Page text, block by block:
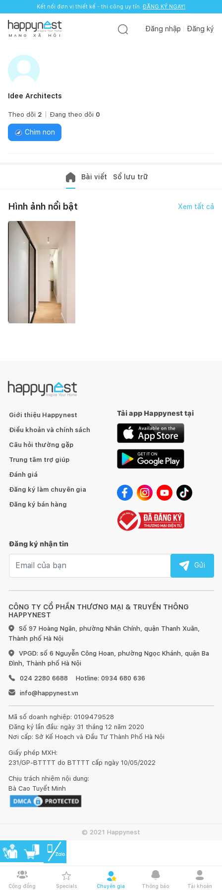
Kết nối đơn vị thiết kế - thi công uy tín. ĐĂNG KÝ NGAY!
M Ạ N G X Ã H Ộ I
Đăng nhập Đăng ký
Cộng đồng Specials Chuyên gia Thông báo Tài khoản
Idee Architects
Theo dõi 2 Đang theo dõi 0
Chim non
Bài viết Sổ lưu trữ
Hình ảnh nổi bật Xem tất cả
CÔNG TY CỔ PHẦN THƯƠNG MẠI & TRUYỀN THÔNG
HAPPYNEST
Số 97 Hoàng Ngân, phường Nhân Chính, quận Thanh Xuân,
Thành phố Hà Nội
VPGD: số 6 Nguyễn Công Hoan, phường Ngọc Khánh, quận Ba
Đình, Thành phố Hà Nội
024 2280 6688
Hotline: 0934 680 636
info@happynest.vn
Mã số doanh nghiệp: 0109479528
Đăng ký lần đầu: ngày 31 tháng 12 năm 2020
Nơi cấp: Sở Kế Hoạch và Đầu Tư Thành Phố Hà Nội
Giấy phép MXH:
231/GP-BTTTT do BTTTT cấp ngày 10/05/2022
Chịu trách nhiệm nội dung:
Bà Cao Tuyết Minh
Giới thiệu Happynest
Điều khoản và chính sách
Câu hỏi thường gặp
Trung tâm trợ giúp
Đánh giá
Đăng ký làm chuyên gia
Đăng ký bán hàng
Tải app Happynest tại
Đăng ký nhận tin
Gửi
© 2021 Happynest